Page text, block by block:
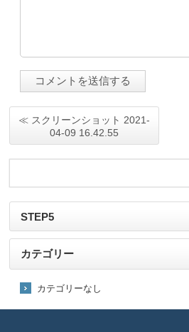
≪ スクリーンショット 2021-
04-09 16.42.55
STEP5
カテゴリー
カテゴリーなし